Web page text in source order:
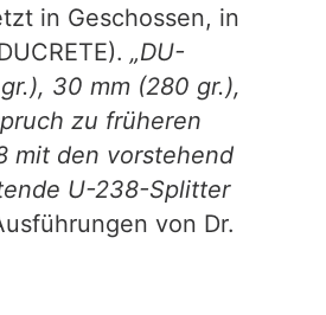
in Geschossen, in
„DU-
30 mm (280 gr.),
zu früheren
mit den vorstehend
U-238-Splitter
von Dr.